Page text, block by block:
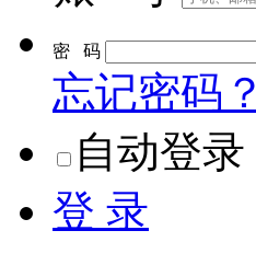
密 码
忘记密码？
自动登录
登 录